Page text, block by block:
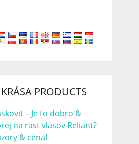
KRÁSA PRODUCTS
– Je to dobro &
na rast vlasov Reliant?
& cena!